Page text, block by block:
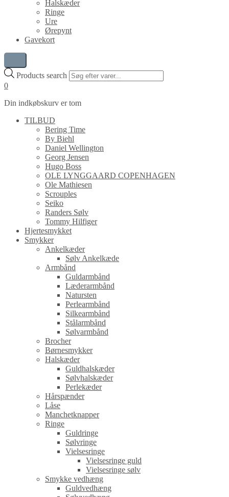
Halskæder
Ringe
Ure
Ørepynt
Gavekort
Products search
0
Din indkøbskurv er tom
TILBUD
Bering Time
By Biehl
Daniel Wellington
Georg Jensen
Hugo Boss
OLE LYNGGAARD COPENHAGEN
Ole Mathiesen
Scrouples
Seiko
Randers Sølv
Tommy Hilfiger
Hjertesmykket
Smykker
Ankelkæder
Sølv Ankelkæde
Armbånd
Guldarmbånd
Læderarmbånd
Natursten
Perlearmbånd
Silkearmbånd
Stålarmbånd
Sølvarmbånd
Brocher
Børnesmykker
Halskæder
Guldhalskæder
Sølvhalskæder
Perlekæder
Hårspænder
Låse
Manchetknapper
Ringe
Guldringe
Sølvringe
Vielsesringe
Vielsesringe guld
Vielsesringe sølv
Smykke vedhæng
Guldvedhæng